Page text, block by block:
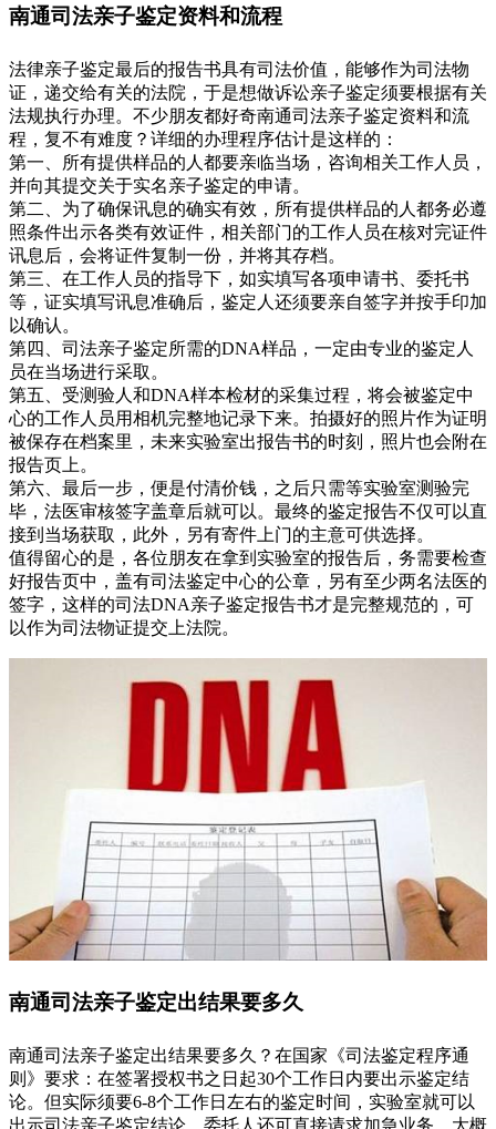
南通司法亲子鉴定资料和流程
法律亲子鉴定最后的报告书具有司法价值，能够作为司法物
证，递交给有关的法院，于是想做诉讼亲子鉴定须要根据有关
法规执行办理。不少朋友都好奇南通司法亲子鉴定资料和流
程，复不有难度？详细的办理程序估计是这样的：
第一、所有提供样品的人都要亲临当场，咨询相关工作人员，
并向其提交关于实名亲子鉴定的申请。
第二、为了确保讯息的确实有效，所有提供样品的人都务必遵
照条件出示各类有效证件，相关部门的工作人员在核对完证件
讯息后，会将证件复制一份，并将其存档。
第三、在工作人员的指导下，如实填写各项申请书、委托书
等，证实填写讯息准确后，鉴定人还须要亲自签字并按手印加
以确认。
第四、司法亲子鉴定所需的DNA样品，一定由专业的鉴定人
员在当场进行采取。
第五、受测验人和DNA样本检材的采集过程，将会被鉴定中
心的工作人员用相机完整地记录下来。拍摄好的照片作为证明
被保存在档案里，未来实验室出报告书的时刻，照片也会附在
报告页上。
第六、最后一步，便是付清价钱，之后只需等实验室测验完
毕，法医审核签字盖章后就可以。最终的鉴定报告不仅可以直
接到当场获取，此外，另有寄件上门的主意可供选择。
值得留心的是，各位朋友在拿到实验室的报告后，务需要检查
好报告页中，盖有司法鉴定中心的公章，另有至少两名法医的
签字，这样的司法DNA亲子鉴定报告书才是完整规范的，可
以作为司法物证提交上法院。
南通司法亲子鉴定出结果要多久
南通司法亲子鉴定出结果要多久？在国家《司法鉴定程序通
则》要求：在签署授权书之日起30个工作日内要出示鉴定结
论。但实际须要6-8个工作日左右的鉴定时间，实验室就可以
出示司法亲子鉴定结论，委托人还可直接请求加急业务，大概